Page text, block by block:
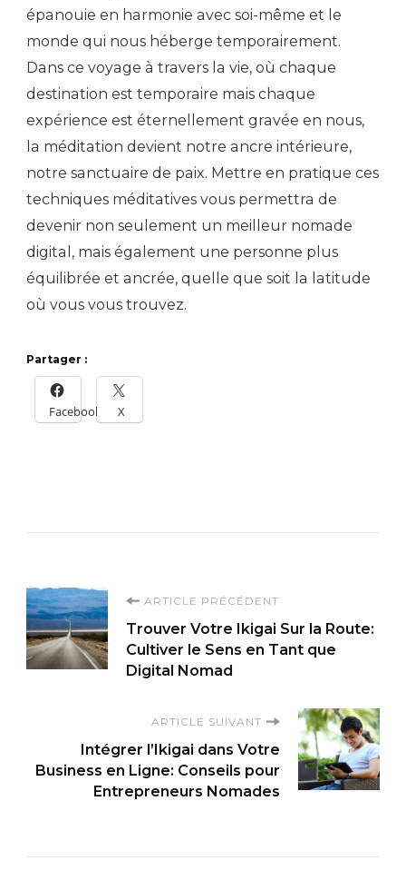
épanouie en harmonie avec soi-même et le
monde qui nous héberge temporairement.
Dans ce voyage à travers la vie, où chaque
destination est temporaire mais chaque
expérience est éternellement gravée en nous,
la méditation devient notre ancre intérieure,
notre sanctuaire de paix. Mettre en pratique ces
techniques méditatives vous permettra de
devenir non seulement un meilleur nomade
digital, mais également une personne plus
équilibrée et ancrée, quelle que soit la latitude
où vous vous trouvez.
Partager :
Facebook X
Navigation
d'article
ARTICLE PRÉCÉDENT
Trouver Votre Ikigai Sur la Route:
Cultiver le Sens en Tant que
Digital Nomad
ARTICLE SUIVANT
Intégrer l’Ikigai dans Votre
Business en Ligne: Conseils pour
Entrepreneurs Nomades